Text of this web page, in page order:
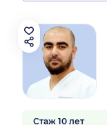
Стаж 10 лет